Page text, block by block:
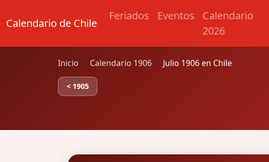
Calendario de Chile
Feriados Eventos
Calendario
2026
Inicio Calendario 1906 Julio 1906 en Chile
< 1905